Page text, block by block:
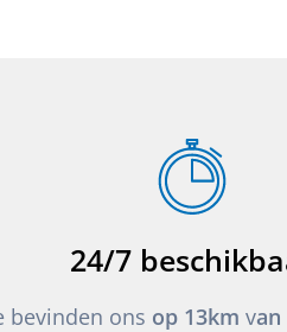
24/7
bevinden ons op 13km van